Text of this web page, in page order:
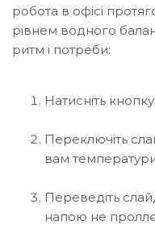
робота в офісі
рівнем водного
ритм і потреби:
Натисніть
Переключіть
вам
Переведіть
напою не